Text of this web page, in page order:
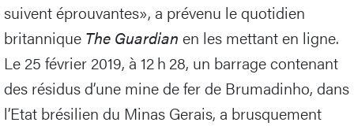
suivent éprouvantes», a prévenu le quotidien
britannique The Guardian en les mettant en ligne.
Le 25 février 2019, à 12 h 28, un barrage contenant
des résidus d’une mine de fer de Brumadinho, dans
l’Etat brésilien du Minas Gerais, a brusquement